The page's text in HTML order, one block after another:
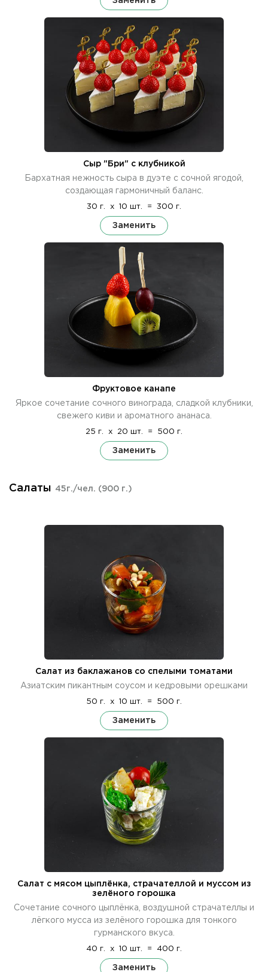
Сыр "Бри" с клубникой
Бархатная нежность сыра в дуэте с сочной ягодой,
создающая гармоничный баланс.
30 г. x 10 шт. = 300 г.
Заменить
Фруктовое канапе
Яркое сочетание сочного винограда, сладкой клубники,
свежего киви и ароматного ананаса.
25 г. x 20 шт. = 500 г.
Заменить
Салаты 45г./чел. (900 г.)
Салат из баклажанов со спелыми томатами
Азиатским пикантным соусом и кедровыми орешками
50 г. x 10 шт. = 500 г.
Заменить
Салат с мясом цыплёнка, страчателлой и муссом из
зелёного горошка
Сочетание сочного цыплёнка, воздушной страчателлы и
лёгкого мусса из зелёного горошка для тонкого
гурманского вкуса.
40 г. x 10 шт. = 400 г.
Заменить